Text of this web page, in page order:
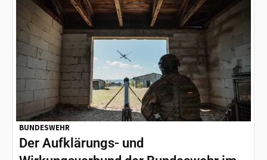
BUNDESWEHR
Der Aufklärungs- und